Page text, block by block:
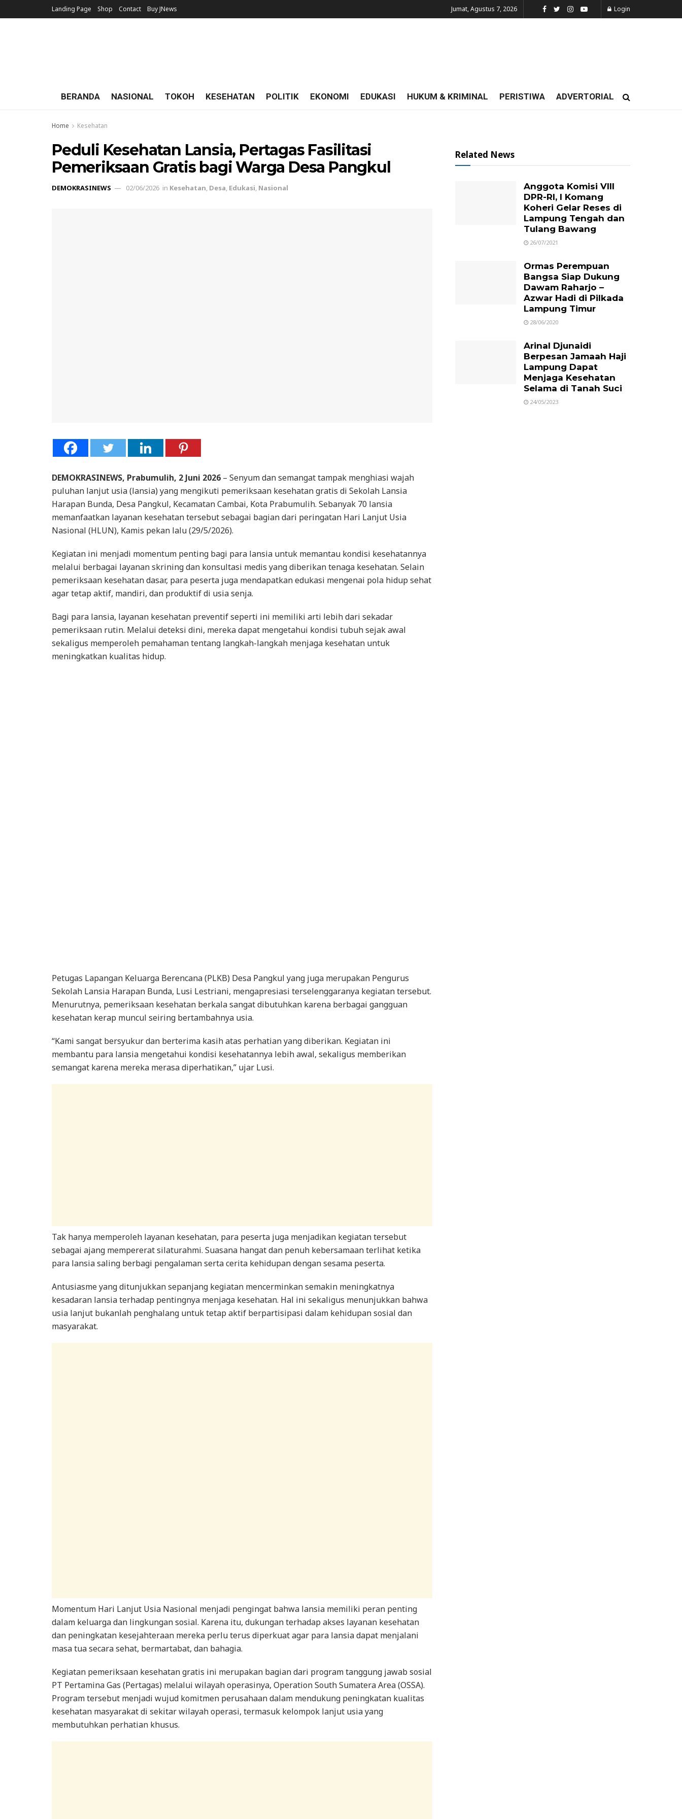
Landing Page Shop Contact Buy JNews Jumat, Agustus 7, 2026 Login
BERANDA NASIONAL TOKOH KESEHATAN POLITIK EKONOMI EDUKASI HUKUM & KRIMINAL PERISTIWA ADVERTORIAL
Home Kesehatan
Peduli Kesehatan Lansia, Pertagas Fasilitasi
Pemeriksaan Gratis bagi Warga Desa Pangkul
DEMOKRASINEWS 02/06/2026 in Kesehatan, Desa, Edukasi, Nasional
DEMOKRASINEWS, Prabumulih, 2 Juni 2026 – Senyum dan semangat tampak menghiasi wajah
puluhan lanjut usia (lansia) yang mengikuti pemeriksaan kesehatan gratis di Sekolah Lansia
Harapan Bunda, Desa Pangkul, Kecamatan Cambai, Kota Prabumulih. Sebanyak 70 lansia
memanfaatkan layanan kesehatan tersebut sebagai bagian dari peringatan Hari Lanjut Usia
Nasional (HLUN), Kamis pekan lalu (29/5/2026).
Kegiatan ini menjadi momentum penting bagi para lansia untuk memantau kondisi kesehatannya
melalui berbagai layanan skrining dan konsultasi medis yang diberikan tenaga kesehatan. Selain
pemeriksaan kesehatan dasar, para peserta juga mendapatkan edukasi mengenai pola hidup sehat
agar tetap aktif, mandiri, dan produktif di usia senja.
Bagi para lansia, layanan kesehatan preventif seperti ini memiliki arti lebih dari sekadar
pemeriksaan rutin. Melalui deteksi dini, mereka dapat mengetahui kondisi tubuh sejak awal
sekaligus memperoleh pemahaman tentang langkah-langkah menjaga kesehatan untuk
meningkatkan kualitas hidup.
Petugas Lapangan Keluarga Berencana (PLKB) Desa Pangkul yang juga merupakan Pengurus
Sekolah Lansia Harapan Bunda, Lusi Lestriani, mengapresiasi terselenggaranya kegiatan tersebut.
Menurutnya, pemeriksaan kesehatan berkala sangat dibutuhkan karena berbagai gangguan
kesehatan kerap muncul seiring bertambahnya usia.
“Kami sangat bersyukur dan berterima kasih atas perhatian yang diberikan. Kegiatan ini
membantu para lansia mengetahui kondisi kesehatannya lebih awal, sekaligus memberikan
semangat karena mereka merasa diperhatikan,” ujar Lusi.
Tak hanya memperoleh layanan kesehatan, para peserta juga menjadikan kegiatan tersebut
sebagai ajang mempererat silaturahmi. Suasana hangat dan penuh kebersamaan terlihat ketika
para lansia saling berbagi pengalaman serta cerita kehidupan dengan sesama peserta.
Antusiasme yang ditunjukkan sepanjang kegiatan mencerminkan semakin meningkatnya
kesadaran lansia terhadap pentingnya menjaga kesehatan. Hal ini sekaligus menunjukkan bahwa
usia lanjut bukanlah penghalang untuk tetap aktif berpartisipasi dalam kehidupan sosial dan
masyarakat.
Momentum Hari Lanjut Usia Nasional menjadi pengingat bahwa lansia memiliki peran penting
dalam keluarga dan lingkungan sosial. Karena itu, dukungan terhadap akses layanan kesehatan
dan peningkatan kesejahteraan mereka perlu terus diperkuat agar para lansia dapat menjalani
masa tua secara sehat, bermartabat, dan bahagia.
Kegiatan pemeriksaan kesehatan gratis ini merupakan bagian dari program tanggung jawab sosial
PT Pertamina Gas (Pertagas) melalui wilayah operasinya, Operation South Sumatera Area (OSSA).
Program tersebut menjadi wujud komitmen perusahaan dalam mendukung peningkatan kualitas
kesehatan masyarakat di sekitar wilayah operasi, termasuk kelompok lanjut usia yang
membutuhkan perhatian khusus.
Related News
Anggota Komisi VIII
DPR-RI, I Komang
Koheri Gelar Reses di
Lampung Tengah dan
Tulang Bawang
26/07/2021
Ormas Perempuan
Bangsa Siap Dukung
Dawam Raharjo –
Azwar Hadi di Pilkada
Lampung Timur
28/06/2020
Arinal Djunaidi
Berpesan Jamaah Haji
Lampung Dapat
Menjaga Kesehatan
Selama di Tanah Suci
24/05/2023